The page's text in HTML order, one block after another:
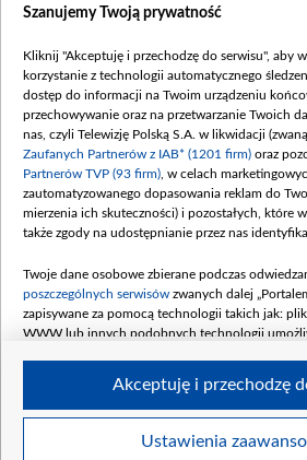
Dofinansowanie 635 783 051,21
(wpłata wrzesień 100 mln,
mln, listopad 265 mln)
Dofinansowanie 48 862 000,00
Data podpisania umowy:
(wpłata grudzień 60,548 mln)
Dofinansowanie 900 000 000,00
Data podpisania umowy: LUTY
kwiecień 180 mln, 7 maja 180
czerwca 90 mln)
Dofinansowanie 250 000 000,00
4 sierpnia 250 mln
Szanujemy Twoją prywatność
Kliknij "Akceptuję i przechodzę do serwisu", aby
korzystanie z technologii automatycznego
dostęp do informacji na Twoim urządzeniu
przechowywanie oraz na przetwarzanie Twoich
nas, czyli Telewizję Polską S.A. w likwidacji (zwaną
Zaufanych Partnerów z IAB* (1201 firm) oraz
Partnerów TVP (93 firm) , w celach
zautomatyzowanego dopasowania reklam do
mierzenia ich skuteczności) i pozostałych, które
także zgody na udostępnianie przez nas
Twoje dane osobowe zbierane podczas
poszczególnych serwisów zwanych dalej
zapisywane za pomocą technologii takich jak:
WWW lub innych podobnych technologii
Twoje dane osobowe zbierane podczas
Ustawienia
Akceptuję i przechodzę